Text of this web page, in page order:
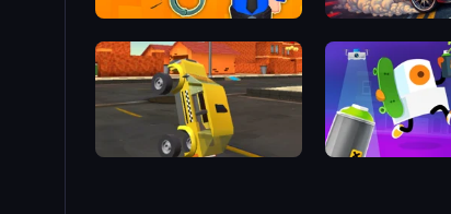
Police Evolution Idle Drift King
Toy Car Simulator Graffiti Time